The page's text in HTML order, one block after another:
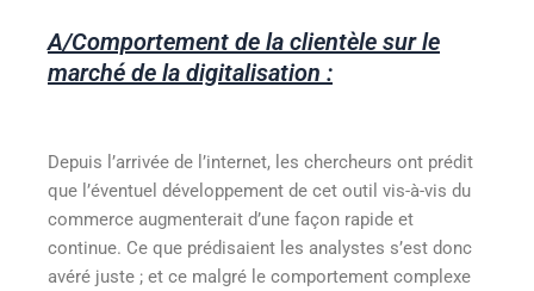
A/Comportement de la clientèle sur le
marché de la digitalisation :
Depuis l’arrivée de l’internet, les chercheurs ont prédit
que l’éventuel développement de cet outil vis-à-vis du
commerce augmenterait d’une façon rapide et
continue. Ce que prédisaient les analystes s’est donc
avéré juste ; et ce malgré le comportement complexe